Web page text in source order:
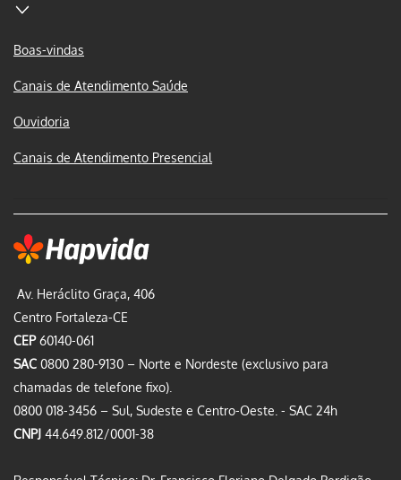
Av. Heráclito Graça, 406
Centro Fortaleza-CE
CEP60140-061
SAC 0800 280-9130 – Norte e Nordeste (exclusivo para
chamadas de telefone fixo).
0800 018-3456 – Sul, Sudeste e Centro-Oeste. - SAC 24h
CNPJ 44.649.812/0001-38
Boas-vindas
Canais de Atendimento Saúde
Ouvidoria
Canais de Atendimento Presencial